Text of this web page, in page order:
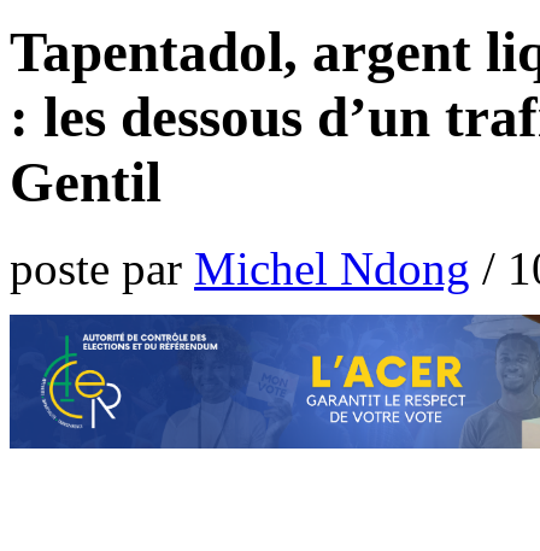
Tapentadol, argent
: les dessous d’un
Gentil
poste par Michel Ndong /